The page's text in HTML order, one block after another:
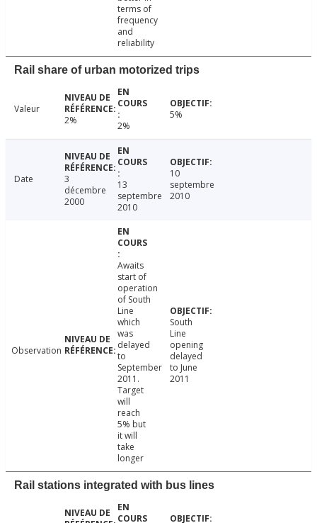
terms of
frequency
and
reliability
Rail share of urban motorized trips
Valeur
2%
2%
5%
Date
3
décembre
2000
13
septembre
2010
10
septembre
2010
Observation
Awaits
start of
operation
of South
Line
which
was
delayed
to
September
2011.
Target
will
reach
5% but
it will
take
longer
South
Line
opening
delayed
to June
2011
Rail stations integrated with bus lines